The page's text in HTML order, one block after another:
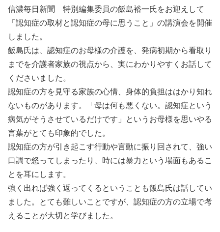
信濃毎日新聞 特別編集委員の飯島裕一氏をお迎えして
「認知症の取材と認知症の母に思うこと」の講演会を開催
しました。
飯島氏は、認知症のお母様の介護を、発病初期から看取り
までを介護者家族の視点から、実にわかりやすくお話して
くださいました。
認知症の方を見守る家族の心情、身体的負担ははかり知れ
ないものがあります。「母は何も悪くない。認知症という
病気がそうさせているだけです」というお母様を思いやる
言葉がとても印象的でした。
認知症の方が引き起こす行動や言動に振り回されて、強い
口調で怒ってしまったり、時には暴力という場面もあるこ
とを耳にします。
強く出れば強く返ってくるということも飯島氏は話してい
ました。とても難しいことですが、認知症の方の立場で考
えることが大切と学びました。